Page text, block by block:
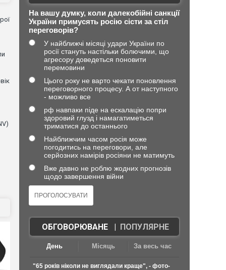
На вашу думку, коли далекобійні санкції
України примусять росію сісти за стіл
переговорів?
У найближчі місяці удари України по
росії стануть настільки болючими, що
агресору доведеться поновити
перемовини
Цього року не варто чекати поновлення
переговорного процесу. А от наступного
- можливо все
рф навпаки піде на ескалацію попри
здоровий глузд і намагатиметься
триматися до останнього
Найближчим часом росія може
погодитись на переговори, але
серйозних намірів росіяни не матимуть
Вже давно не роблю жодних прогнозів
щодо завершення війни
ОБГОВОРЮВАНЕ| ПОПУЛЯРНЕ
День Місяць За весь час
"65 років ніколи не виглядали краще", - фото-